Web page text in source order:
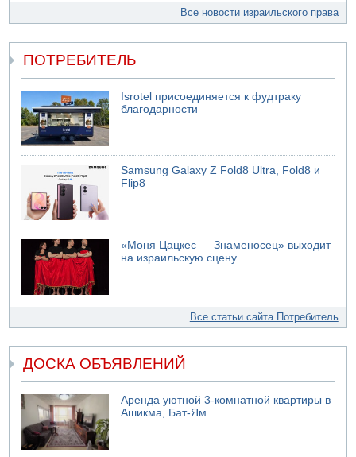
Все новости израильского права
ПОТРЕБИТЕЛЬ
Isrotel присоединяется к фудтраку
благодарности
Samsung Galaxy Z Fold8 Ultra, Fold8 и
Flip8
«Моня Цацкес — Знаменосец» выходит
на израильскую сцену
Все статьи сайта Потребитель
ДОСКА ОБЪЯВЛЕНИЙ
Аренда уютной 3-комнатной квартиры в
Ашикма, Бат-Ям